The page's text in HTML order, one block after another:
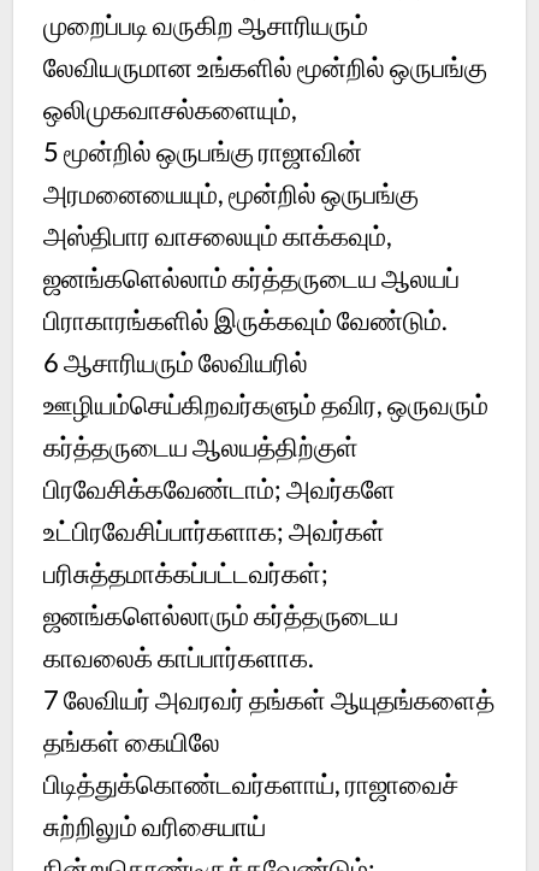
முறைப்படி வருகிற ஆசாரியரும்
லேவியருமான உங்களில் மூன்றில் ஒருபங்கு
ஒலிமுகவாசல்களையும்,
5மூன்றில் ஒருபங்கு ராஜாவின்
அரமனையையும், மூன்றில் ஒருபங்கு
அஸ்திபார வாசலையும் காக்கவும்,
ஜனங்களெல்லாம் கர்த்தருடைய ஆலயப்
பிராகாரங்களில் இருக்கவும் வேண்டும்.
6ஆசாரியரும் லேவியரில்
ஊழியம்செய்கிறவர்களும் தவிர, ஒருவரும்
கர்த்தருடைய ஆலயத்திற்குள்
பிரவேசிக்கவேண்டாம்; அவர்களே
உட்பிரவேசிப்பார்களாக; அவர்கள்
பரிசுத்தமாக்கப்பட்டவர்கள்;
ஜனங்களெல்லாரும் கர்த்தருடைய
காவலைக் காப்பார்களாக.
7லேவியர் அவரவர் தங்கள் ஆயுதங்களைத்
தங்கள் கையிலே
பிடித்துக்கொண்டவர்களாய், ராஜாவைச்
சுற்றிலும் வரிசையாய்